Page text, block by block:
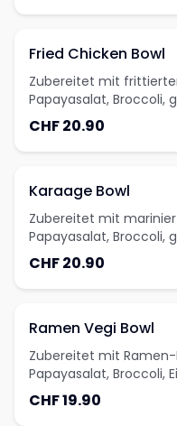
Fried Chicken Bowl
Zubereitet mit
Papayasalat, Broccoli,
und Peperoni-Mais Salat
CHF 20.90
Karaage Bowl
Zubereitet mit
Papayasalat, Broccoli,
und Peperoni-Mais Salat
CHF 20.90
Ramen Vegi Bowl
Zubereitet mit
Papayasalat, Broccoli,
Salat, Bohnen und
CHF 19.90